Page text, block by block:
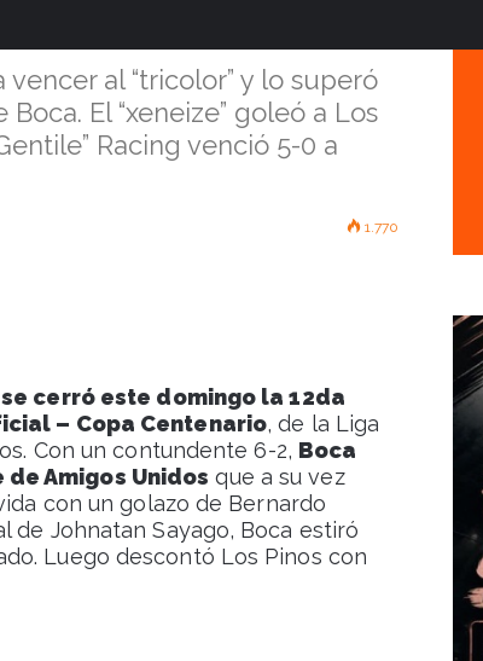
al “tricolor” y lo superó
El “xeneize” goleó a Los
Racing venció 5-0 a
1.770
cerró este domingo la 12da
– Copa Centenario, de la Liga
Con un contundente 6-2, Boca
Amigos Unidos que a su vez
con un golazo de Bernardo
de Johnatan Sayago, Boca estiró
Luego descontó Los Pinos con